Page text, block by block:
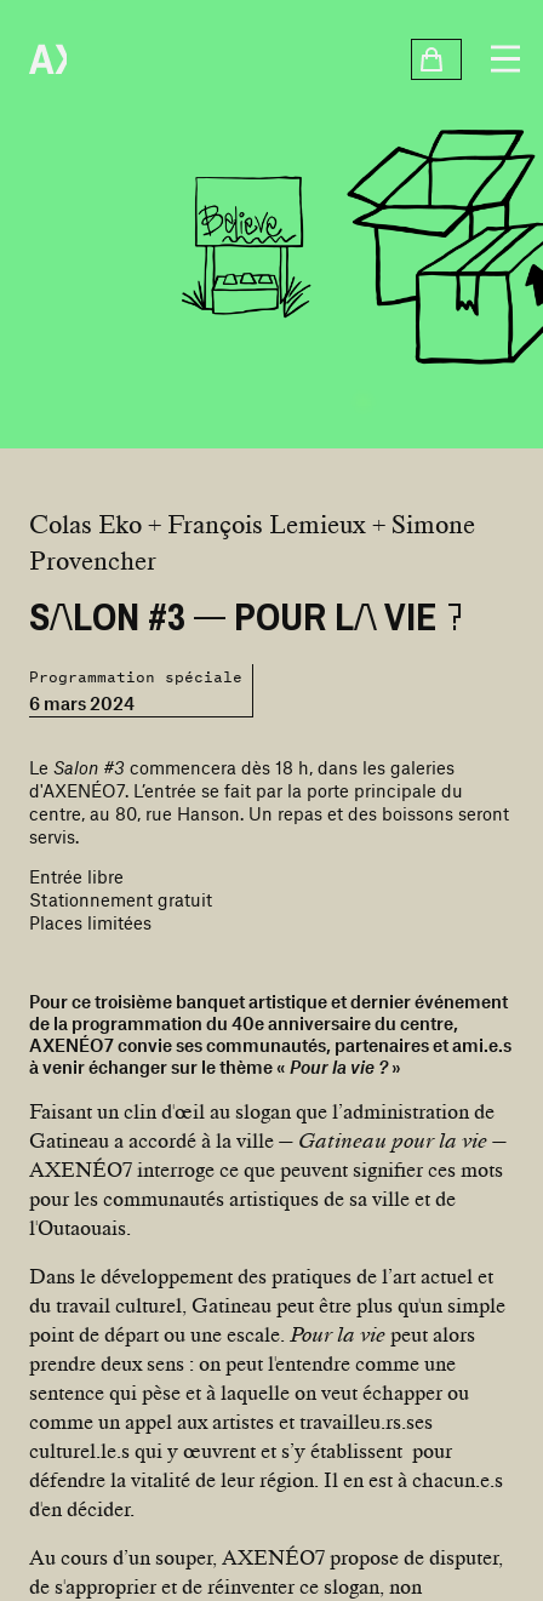
SALON #3 — POUR LA VIE ?
Colas Eko + François Lemieux + Simone
Provencher
Programmation spéciale
6 mars 2024
Le Salon #3 commencera dès 18 h, dans les galeries
d'AXENÉO7. L’entrée se fait par la porte principale du
centre, au 80, rue Hanson. Un repas et des boissons seront
servis.
Entrée libre
Stationnement gratuit
Places limitées
Pour ce troisième banquet artistique et dernier événement
de la programmation du 40e anniversaire du centre,
AXENÉO7 convie ses communautés, partenaires et ami.e.s
à venir échanger sur le thème « Pour la vie ?»
Faisant un clin d'œil au slogan que l’administration de
Gatineau a accordé à la ville — Gatineau pour la vie —
AXENÉO7 interroge ce que peuvent signifier ces mots
pour les communautés artistiques de sa ville et de
l'Outaouais.
Dans le développement des pratiques de l’art actuel et
du travail culturel, Gatineau peut être plus qu'un simple
point de départ ou une escale. Pour la vie peut alors
prendre deux sens : on peut l'entendre comme une
sentence qui pèse et à laquelle on veut échapper ou
comme un appel aux artistes et travailleu.rs.ses
culturel.le.s qui y œuvrent et s’y établissent pour
défendre la vitalité de leur région. Il en est à chacun.e.s
d'en décider.
Au cours d’un souper, AXENÉO7 propose de disputer,
de s'approprier et de réinventer ce slogan, non